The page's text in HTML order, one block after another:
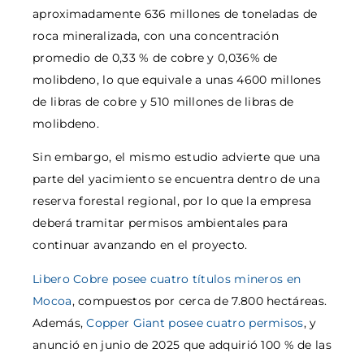
aproximadamente 636 millones de toneladas de
roca mineralizada, con una concentración
promedio de 0,33 % de cobre y 0,036% de
molibdeno, lo que equivale a unas 4600 millones
de libras de cobre y 510 millones de libras de
molibdeno.
Sin embargo, el mismo estudio advierte que una
parte del yacimiento se encuentra dentro de una
reserva forestal regional, por lo que la empresa
deberá tramitar permisos ambientales para
continuar avanzando en el proyecto.
Libero Cobre posee cuatro títulos mineros en
Mocoa, compuestos por cerca de 7.800 hectáreas.
Además,Copper Giant posee cuatro permisos, y
anunció en junio de 2025 que adquirió 100 % de las